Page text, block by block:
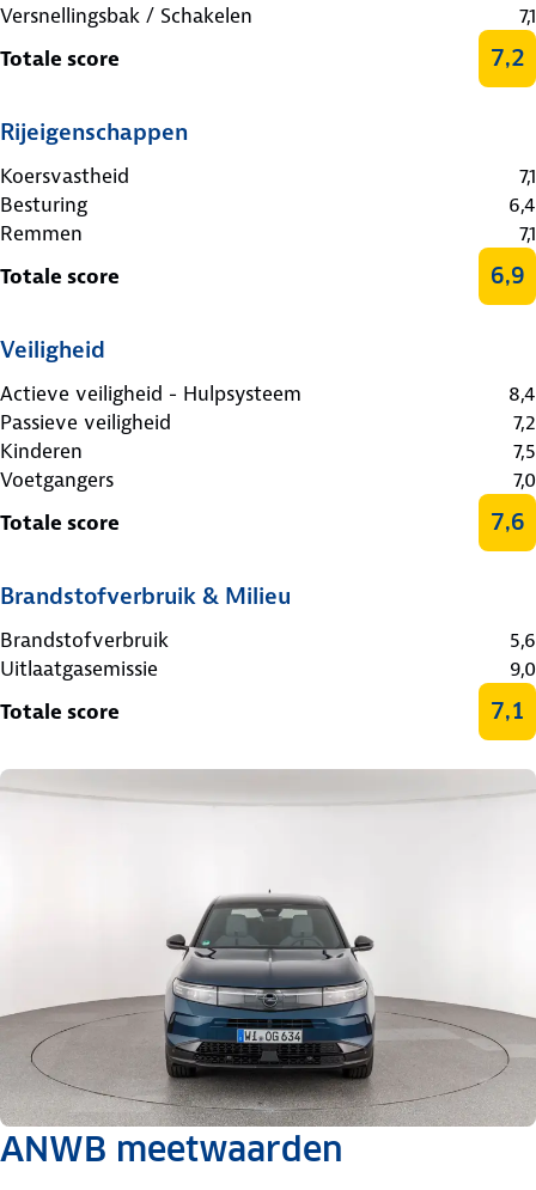
Versnellingsbak / Schakelen
7,1
Totale score
7,2
Rijeigenschappen
Koersvastheid
7,1
Besturing
6,4
Remmen
7,1
Totale score
6,9
Veiligheid
Actieve veiligheid - Hulpsysteem
8,4
Passieve veiligheid
7,2
Kinderen
7,5
Voetgangers
7,0
Totale score
7,6
Brandstofverbruik & Milieu
Brandstofverbruik
5,6
Uitlaatgasemissie
9,0
Totale score
7,1
ANWB meetwaarden